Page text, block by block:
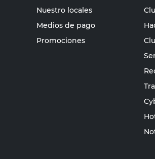
Nuestro locales
Medios de pago
Promociones